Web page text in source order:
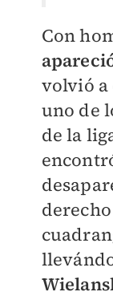
Con
volvió a
uno de
de la